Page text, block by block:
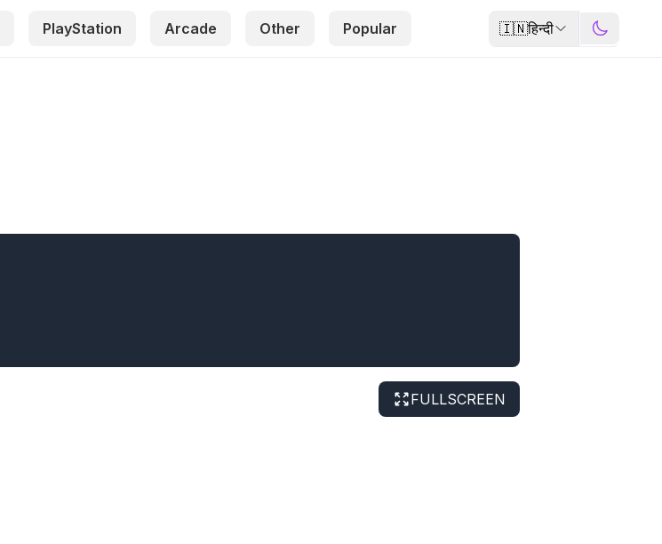
PlayStation Arcade Other Popular 🇮🇳हिन्दी
FULLSCREEN